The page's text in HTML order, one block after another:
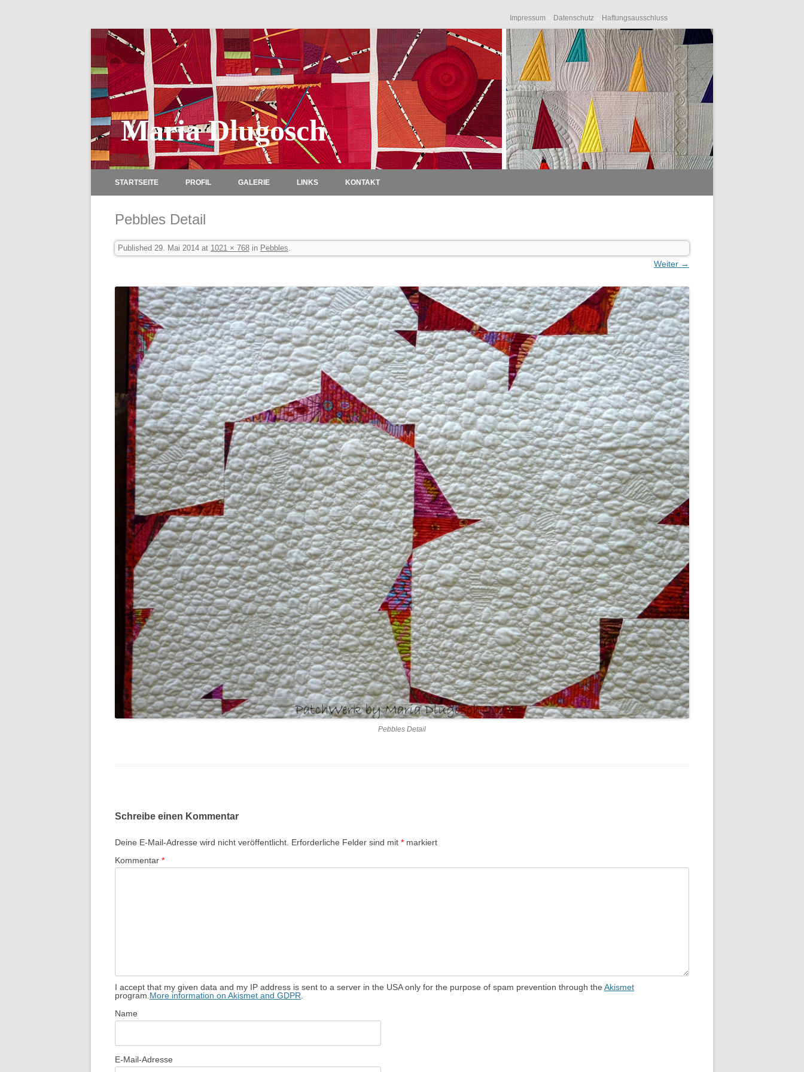
Impressum - Datenschutz - Haftungsausschluss
Maria Dlugosch
STARTSEITE PROFIL GALERIE LINKS KONTAKT
Pebbles Detail
Published 29. Mai 2014 at 1021 × 768 in Pebbles.
Weiter →
Pebbles Detail
Schreibe einen Kommentar
Deine E-Mail-Adresse wird nicht veröffentlicht. Erforderliche Felder sind mit * markiert
Kommentar *
I accept that my given data and my IP address is sent to a server in the USA only for the purpose of spam prevention through the Akismet
program. More information on Akismet and GDPR
Name
E-Mail-Adresse